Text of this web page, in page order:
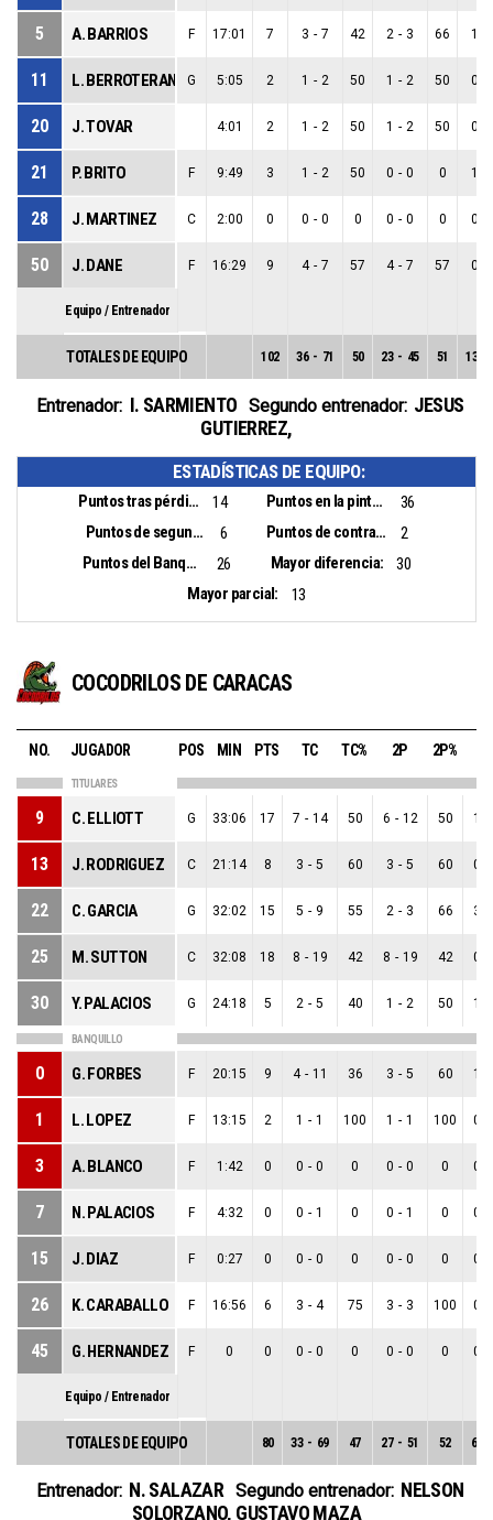
5 A. BARRIOS F 17:01 7 3 - 7 42 2 - 3 66 1
11 L. BERROTERAN G 5:05 2 1 - 2 50 1 - 2 50 0
20 J. TOVAR 4:01 2 1 - 2 50 1 - 2 50 0
21 P. BRITO F 9:49 3 1 - 2 50 0 - 0 0 1
28 J. MARTINEZ C 2:00 0 0 - 0 0 0 - 0 0 0
50 J. DANE F 16:29 9 4 - 7 57 4 - 7 57 0
Equipo / Entrenador
TOTALES DE EQUIPO 102 36 - 71 50 23 - 45 51 13
Entrenador: I. SARMIENTO Segundo entrenador: JESUS
GUTIERREZ,
ESTADÍSTICAS DE EQUIPO:
Puntos tras pérdidas: 14 Puntos en la pintura:
36
Puntos de segunda oportunidad:
6 Puntos de contraataque:
2
Puntos del Banquillo:
26 Mayor diferencia:
30
Mayor parcial:
13
COCODRILOS DE CARACAS
NO. JUGADOR POS MIN PTS TC TC% 2P 2P%
TITULARES
9 C. ELLIOTT G 33:06 17 7 - 14 50 6 - 12 50 1
13 J. RODRIGUEZ C 21:14 8 3 - 5 60 3 - 5 60 0
22 C. GARCIA G 32:02 15 5 - 9 55 2 - 3 66 3
25 M. SUTTON C 32:08 18 8 - 19 42 8 - 19 42 0
30 Y. PALACIOS G 24:18 5 2 - 5 40 1 - 2 50 1
BANQUILLO
0 G. FORBES F 20:15 9 4 - 11 36 3 - 5 60 1
1 L. LOPEZ F 13:15 2 1 - 1 100 1 - 1 100 0
3 A. BLANCO F 1:42 0 0 - 0 0 0 - 0 0 0
7 N. PALACIOS F 4:32 0 0 - 1 0 0 - 1 0 0
15 J. DIAZ F 0:27 0 0 - 0 0 0 - 0 0 0
26 K. CARABALLO F 16:56 6 3 - 4 75 3 - 3 100 0
45 G. HERNANDEZ F 0 0 0 - 0 0 0 - 0 0 0
Equipo / Entrenador
TOTALES DE EQUIPO 80 33 - 69 47 27 - 51 52 6
Entrenador: N. SALAZAR Segundo entrenador: NELSON
SOLORZANO, GUSTAVO MAZA